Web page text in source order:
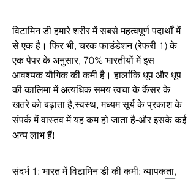
विटामिन डी हमारे शरीर में सबसे महत्वपूर्ण पदार्थों में
से एक है। फिर भी, चरक फाउंडेशन (रेफरी 1) के
एक पेपर के अनुसार, 70% भारतीयों में इस
आवश्यक यौगिक की कमी है। हालांकि धूप और धूप
की कालिमा में अत्यधिक समय त्वचा के कैंसर के
खतरे को बढ़ाता है,स्वस्थ, मध्यम सूर्य के प्रकाश के
संपर्क में वास्तव में यह कम हो जाता है-और इसके कई
अन्य लाभ हैं!
संदर्भ 1: भारत में विटामिन डी की कमी: व्यापकता,